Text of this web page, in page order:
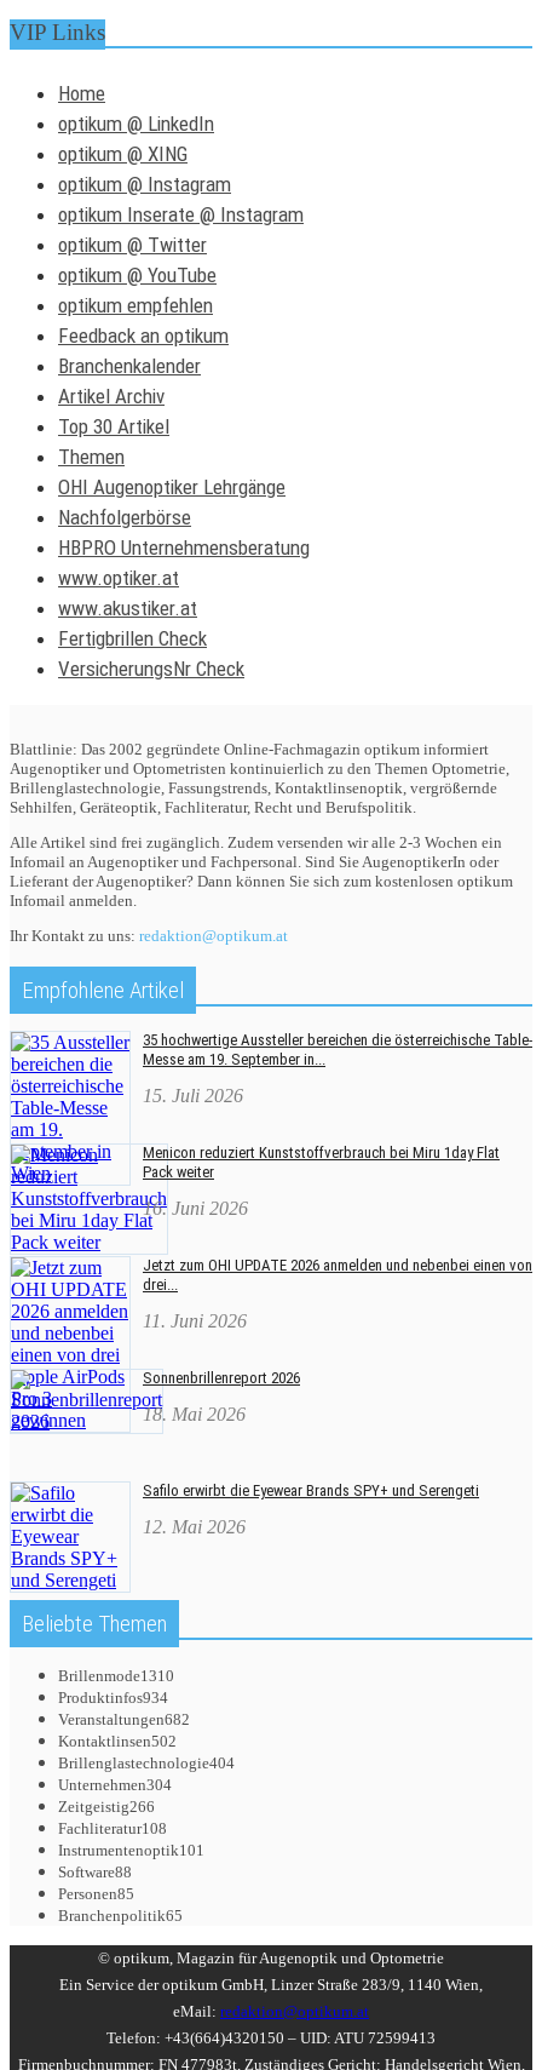
VIP Links
Home
optikum @ LinkedIn
optikum @ XING
optikum @ Instagram
optikum Inserate @ Instagram
optikum @ Twitter
optikum @ YouTube
optikum empfehlen
Feedback an optikum
Branchenkalender
Artikel Archiv
Top 30 Artikel
Themen
OHI Augenoptiker Lehrgänge
Nachfolgerbörse
HBPRO Unternehmensberatung
www.optiker.at
www.akustiker.at
Fertigbrillen Check
VersicherungsNr Check
Blattlinie: Das 2002 gegründete Online-Fachmagazin optikum informiert
Augenoptiker und Optometristen kontinuierlich zu den Themen Optometrie,
Brillenglastechnologie, Fassungstrends, Kontaktlinsenoptik, vergrößernde
Sehhilfen, Geräteoptik, Fachliteratur, Recht und Berufspolitik.
Alle Artikel sind frei zugänglich. Zudem versenden wir alle 2-3 Wochen ein
Infomail an Augenoptiker und Fachpersonal. Sind Sie AugenoptikerIn oder
Lieferant der Augenoptiker? Dann können Sie sich zum kostenlosen optikum
Infomail anmelden.
Ihr Kontakt zu uns: redaktion@optikum.at
Empfohlene Artikel
35 hochwertige Aussteller bereichen die österreichische Table-
Messe am 19. September in...
15. Juli 2026
Menicon reduziert Kunststoffverbrauch bei Miru 1day Flat
Pack weiter
16. Juni 2026
Jetzt zum OHI UPDATE 2026 anmelden und nebenbei einen von
drei...
11. Juni 2026
Sonnenbrillenreport 2026
18. Mai 2026
Safilo erwirbt die Eyewear Brands SPY+ und Serengeti
12. Mai 2026
Beliebte Themen
Brillenmode1310
Produktinfos934
Veranstaltungen682
Kontaktlinsen502
Brillenglastechnologie404
Unternehmen304
Zeitgeistig266
Fachliteratur108
Instrumentenoptik101
Software88
Personen85
Branchenpolitik65
© optikum, Magazin für Augenoptik und Optometrie
Ein Service der optikum GmbH, Linzer Straße 283/9, 1140 Wien,
eMail: redaktion@optikum.at
Telefon: +43(664)4320150 – UID: ATU 72599413
Firmenbuchnummer: FN 477983t, Zuständiges Gericht: Handelsgericht Wien,